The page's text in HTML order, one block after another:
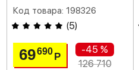
Код товара: 198326
(5)
69690Р
-45 %
126 710